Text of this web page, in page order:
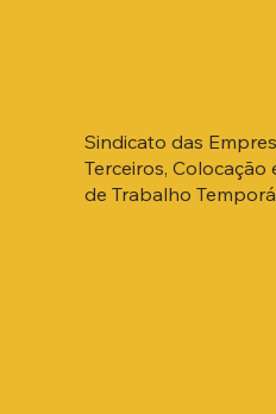
Sindicato das
Terceiros,
de Trabalho